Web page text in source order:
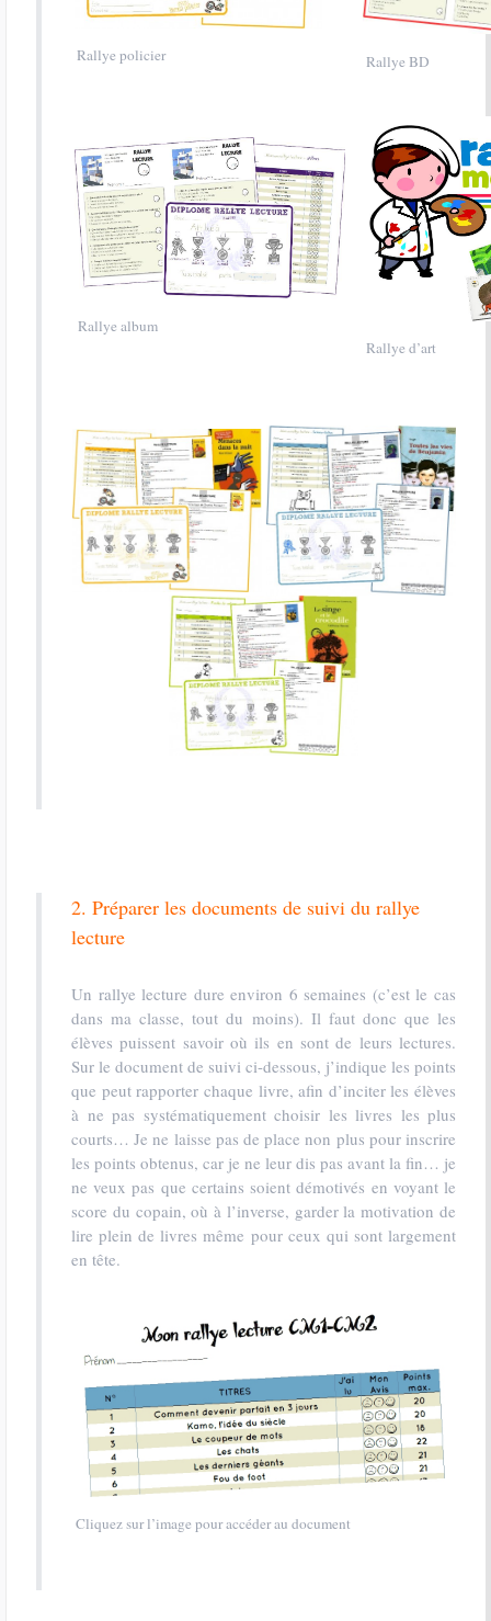
Rallye policier Rallye BD
Rallye album
Rallye d’art
2. Préparer les documents de suivi du rallye
lecture
Un rallye lecture dure environ 6 semaines (c’est le cas
dans ma classe, tout du moins). Il faut donc que les
élèves puissent savoir où ils en sont de leurs lectures.
Sur le document de suivi ci-dessous, j’indique les points
que peut rapporter chaque livre, afin d’inciter les élèves
à ne pas systématiquement choisir les livres les plus
courts… Je ne laisse pas de place non plus pour inscrire
les points obtenus, car je ne leur dis pas avant la fin… je
ne veux pas que certains soient démotivés en voyant le
score du copain, où à l’inverse, garder la motivation de
lire plein de livres même pour ceux qui sont largement
en tête.
Cliquez sur l’image pour accéder au document